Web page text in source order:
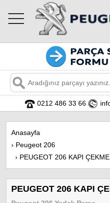
toggle
navigation
0212 486 33 66
Anasayfa
› Peugeot 206
› PEUGEOT 206 KAPI
PEUGEOT 206 KAPI